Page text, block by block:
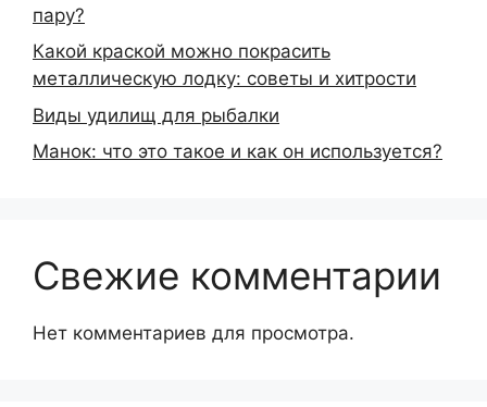
пару?
Какой краской можно покрасить
металлическую лодку: советы и хитрости
Виды удилищ для рыбалки
Манок: что это такое и как он используется?
Свежие комментарии
Нет комментариев для просмотра.